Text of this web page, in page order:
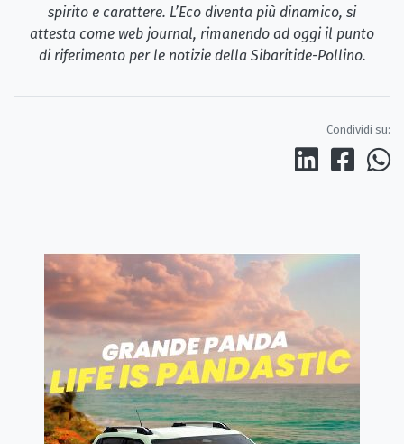
spirito e carattere. L’Eco diventa più dinamico, si
attesta come web journal, rimanendo ad oggi il punto
di riferimento per le notizie della Sibaritide-Pollino.
Condividi su: